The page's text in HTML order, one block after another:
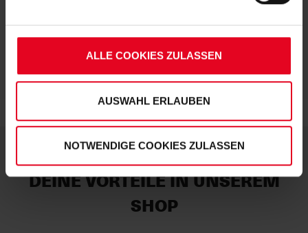
unbedingt erforderliche Cookies eingesetzt. Ihre etwaig
Weitere Informationen entnehmen Sie bitte
unsererDatenschutzerklärungund
Impressum."
ALLE COOKIES ZULASSEN
AUSWAHL ERLAUBEN
NOTWENDIGE COOKIES ZULASSEN
DEINE VORTEILE IN UNSEREM
SHOP